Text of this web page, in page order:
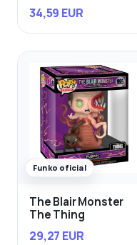
34,59 EUR
Funko oficial
The Blair Monster
The Thing
29,27 EUR